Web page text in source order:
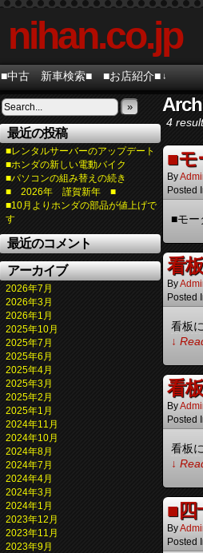
nihan.co.jp
■中古 新車検索■ ■お店紹介■ ↓
»
最近の投稿
■レンタルサーバーのアップデート
■ホンダの新しい電動バイク
■パソコンの組み替えの続き
■ 2026年 謹賀新年 ■
■10月よりホンダの部品が値上げで
す
最近のコメント
アーカイブ
2026年7月
2026年3月
2026年1月
2025年10月
2025年7月
2025年6月
2025年4月
2025年3月
2025年2月
2025年1月
2024年11月
2024年10月
2024年8月
2024年7月
2024年4月
2024年3月
2024年1月
2023年12月
2023年11月
2023年9月
4
■モ
By
Posted
■モー
看
By
Posted
看板
↓
看
By
Posted
看板
↓
■四
By
Posted